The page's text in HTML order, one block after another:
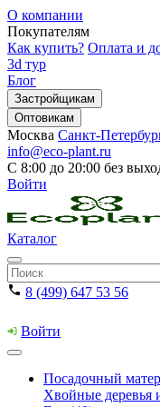
О компании
Покупателям
Как купить? Оплата и
3d тур
Блог
Застройщикам
Оптовикам
Москва Санкт-
info@eco-plant.ru
С 8:00 до 20:00 без
Войти
Каталог
8 (499) 647 53 56
Войти
Посадочный
Хвойные деревья